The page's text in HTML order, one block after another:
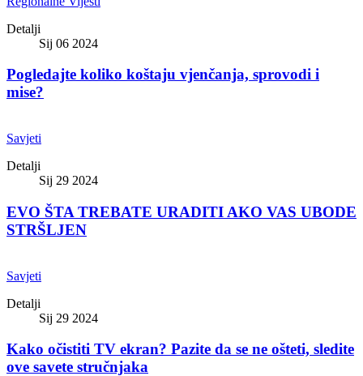
Detalji
Sij 06 2024
Pogledajte koliko koštaju vjenčanja, sprovodi i
mise?
Savjeti
Detalji
Sij 29 2024
EVO ŠTA TREBATE URADITI AKO VAS UBODE
STRŠLJEN
Savjeti
Detalji
Sij 29 2024
Kako očistiti TV ekran? Pazite da se ne ošteti, sledite
ove savete stručnjaka